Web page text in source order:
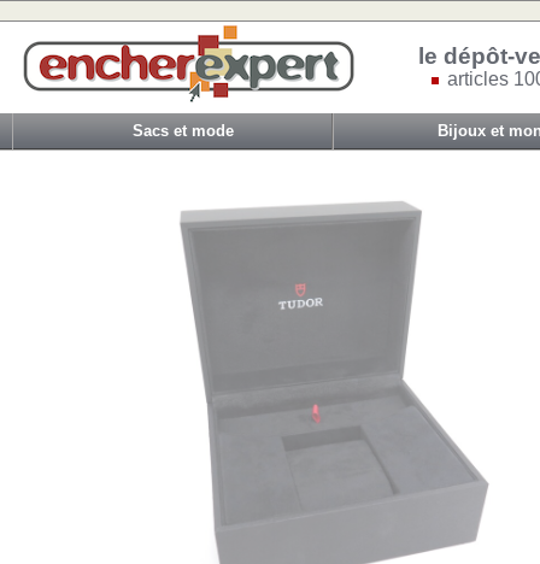
le dépôt-
articles
Sacs et mode Bijoux et